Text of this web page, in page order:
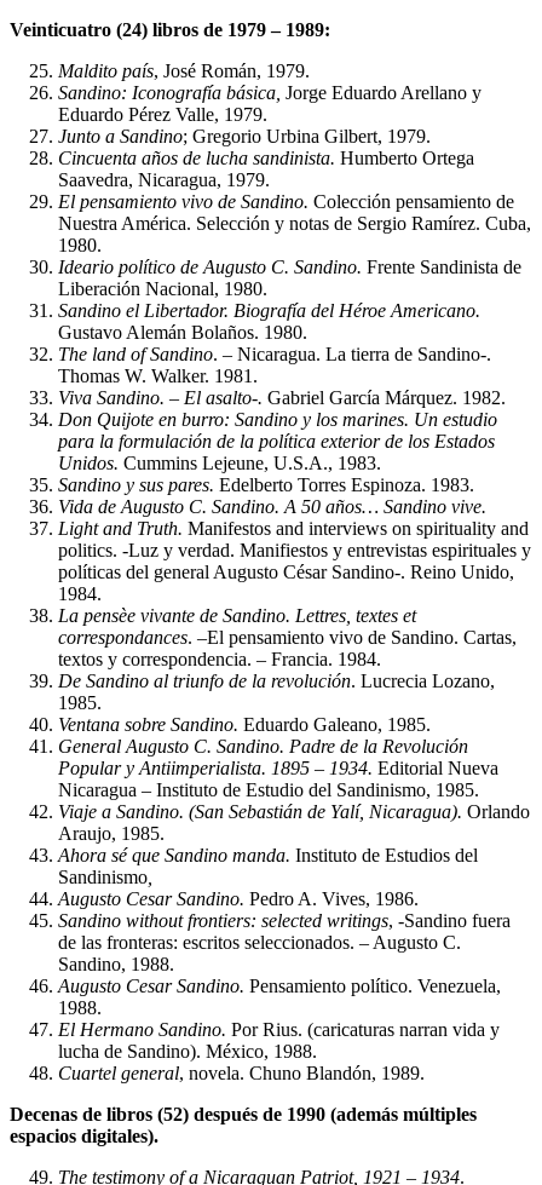
Veinticuatro (24) libros de 1979 – 1989:
Maldito país, José Román, 1979.
Sandino: Iconografía básica, Jorge Eduardo Arellano y
Eduardo Pérez Valle, 1979.
Junto a Sandino; Gregorio Urbina Gilbert, 1979.
Cincuenta años de lucha sandinista. Humberto Ortega
Saavedra, Nicaragua, 1979.
El pensamiento vivo de Sandino. Colección pensamiento de
Nuestra América. Selección y notas de Sergio Ramírez. Cuba,
1980.
Ideario político de Augusto C. Sandino. Frente Sandinista de
Liberación Nacional, 1980.
Sandino el Libertador. Biografía del Héroe Americano.
Gustavo Alemán Bolaños. 1980.
The land of Sandino. – Nicaragua. La tierra de Sandino-.
Thomas W. Walker. 1981.
Viva Sandino. – El asalto-. Gabriel García Márquez. 1982.
Don Quijote en burro: Sandino y los marines. Un estudio
para la formulación de la política exterior de los Estados
Unidos. Cummins Lejeune, U.S.A., 1983.
Sandino y sus pares. Edelberto Torres Espinoza. 1983.
Vida de Augusto C. Sandino. A 50 años… Sandino vive.
Light and Truth. Manifestos and interviews on spirituality and
politics. -Luz y verdad. Manifiestos y entrevistas espirituales y
políticas del general Augusto César Sandino-. Reino Unido,
1984.
La pensèe vivante de Sandino. Lettres, textes et
correspondances. –El pensamiento vivo de Sandino. Cartas,
textos y correspondencia. – Francia. 1984.
De Sandino al triunfo de la revolución. Lucrecia Lozano,
1985.
Ventana sobre Sandino. Eduardo Galeano, 1985.
General Augusto C. Sandino. Padre de la Revolución
Popular y Antiimperialista. 1895 – 1934. Editorial Nueva
Nicaragua – Instituto de Estudio del Sandinismo, 1985.
Viaje a Sandino. (San Sebastián de Yalí, Nicaragua). Orlando
Araujo, 1985.
Ahora sé que Sandino manda. Instituto de Estudios del
Sandinismo
Augusto Cesar Sandino. Pedro A. Vives, 1986.
Sandino without frontiers: selected writings, -Sandino fuera
de las fronteras: escritos seleccionados. – Augusto C.
Sandino, 1988.
Augusto Cesar Sandino. Pensamiento político. Venezuela,
1988.
El Hermano Sandino. Por Rius. (caricaturas narran vida y
lucha de Sandino). México, 1988.
Cuartel general, novela. Chuno Blandón, 1989.
Decenas de libros (52) después de 1990 (además múltiples
espacios digitales).
The testimony of a Nicaraguan Patriot, 1921 – 1934.